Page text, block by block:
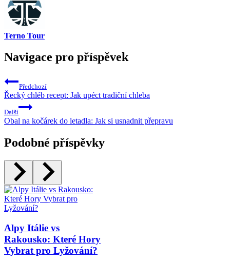
Terno Tour
Navigace pro příspěvek
Předchozí
Řecký chléb recept: Jak upéct tradiční chleba
Další
Obal na kočárek do letadla: Jak si usnadnit přepravu
Podobné příspěvky
Alpy Itálie vs
Rakousko: Které Hory
Vybrat pro Lyžování?